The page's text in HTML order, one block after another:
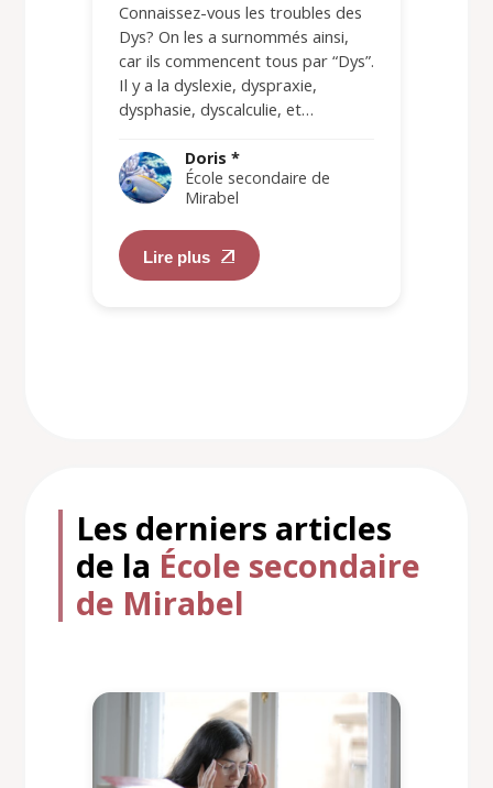
Connaissez-vous les troubles des
Dys? On les a surnommés ainsi,
car ils commencent tous par “Dys”.
Il y a la dyslexie, dyspraxie,
dysphasie, dyscalculie, et…
Doris *
École secondaire de
Mirabel
Lire plus
Les derniers articles
de la École secondaire
de Mirabel